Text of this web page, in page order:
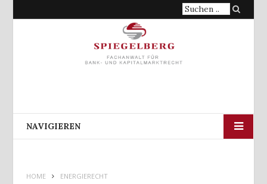
Suche
NAVIGIEREN
HOME ENERGIERECHT